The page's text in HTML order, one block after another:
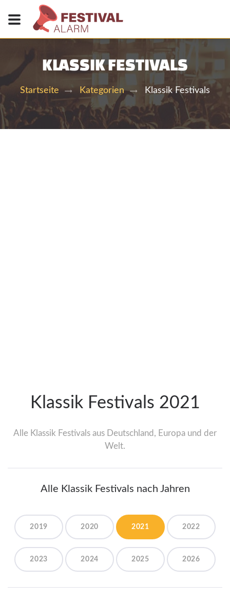
KLASSIK FESTIVALS
Startseite Kategorien Klassik Festivals
Klassik Festivals 2021
Alle Klassik Festivals aus Deutschland, Europa und der
Welt.
Alle Klassik Festivals nach Jahren
2019 2020 2021 2022
2023 2024 2025 2026